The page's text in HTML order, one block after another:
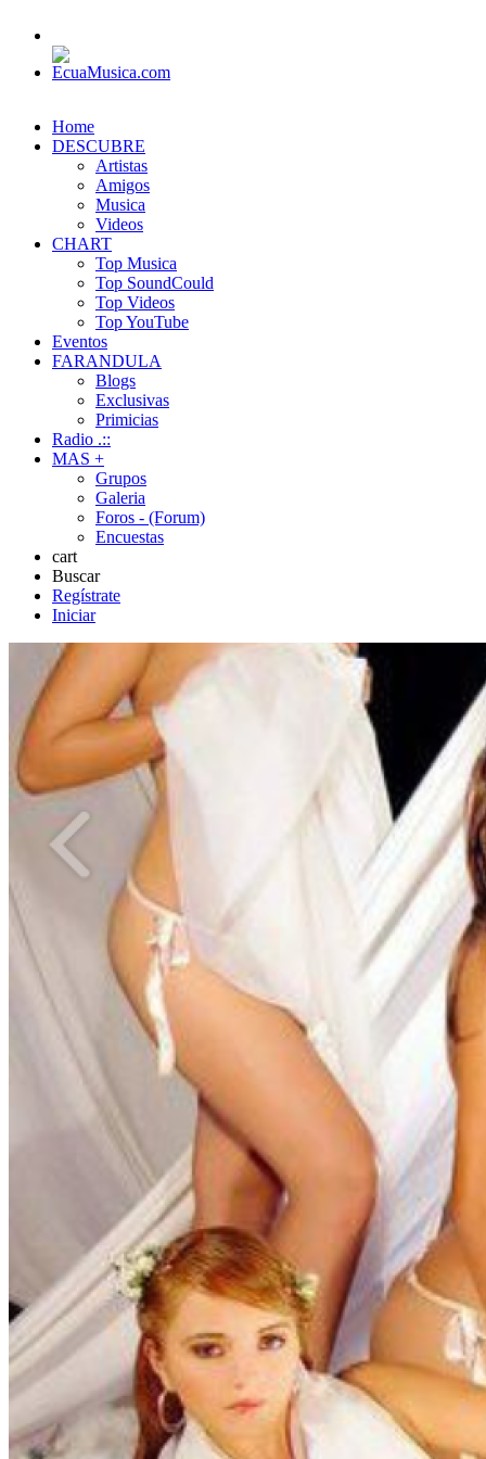
Home
DESCUBRE
Artistas
Amigos
Musica
Videos
CHART
Top Musica
Top SoundCould
Top Videos
Top YouTube
Eventos
FARANDULA
Blogs
Exclusivas
Primicias
Radio .::
MAS +
Grupos
Galeria
Foros - (Forum)
Encuestas
cart
Buscar
Regístrate
Iniciar